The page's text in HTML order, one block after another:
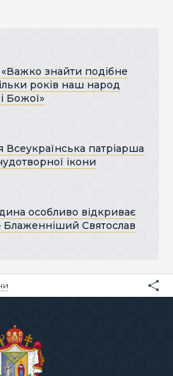
«Важко знайти подібне
років наш народ
Божої»
Всеукраїнська патріарша
ікони
особливо відкриває
Блаженніший Святослав